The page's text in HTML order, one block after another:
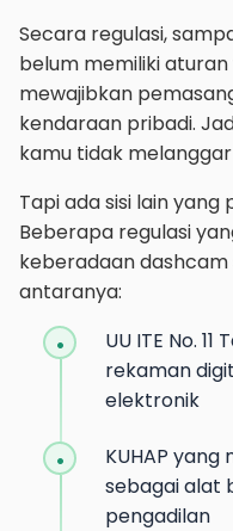
Secara regulasi,
belum memiliki
mewajibkan
kendaraan pribadi.
kamu tidak
Tapi ada sisi lain
Beberapa regulasi
keberadaan dashcam
antaranya:
UU ITE No.
rekaman
elektronik
KUHAP
sebagai alat
pengadilan